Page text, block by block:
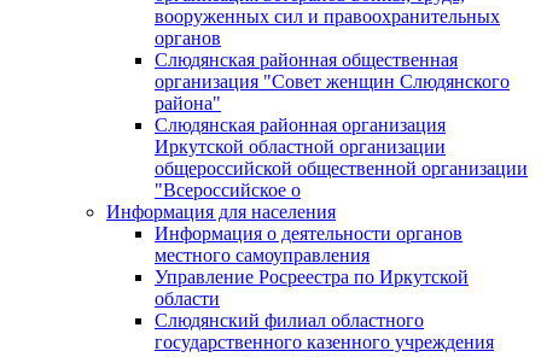
вооруженных сил и правоохранительных
органов
Слюдянская районная общественная
организация "Совет женщин Слюдянского
района"
Слюдянская районная организация
Иркутской областной организации
общероссийской общественной организации
"Всероссийское о
Информация для населения
Информация о деятельности органов
местного самоуправления
Управление Росреестра по Иркутской
области
Слюдянский филиал областного
государственного казенного учреждения